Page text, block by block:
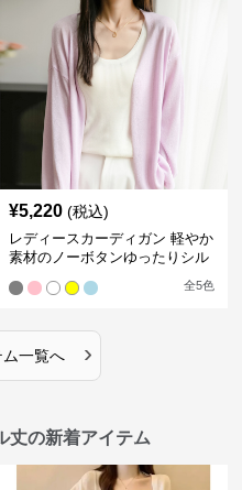
¥5,220 (税込)
レディースカーディガン 軽やか
素材のノーボタンゆったりシル
全5色
ム一覧へ ›
丈の新着アイテム